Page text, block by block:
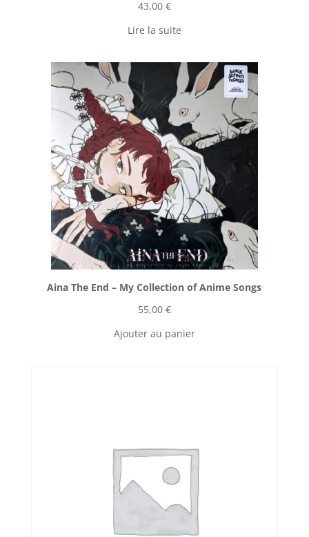
43,00 €
Lire la suite
Aina The End ‎– My Collection of Anime Songs
55,00 €
Ajouter au panier